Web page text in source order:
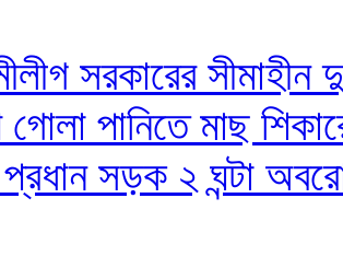
সরকারের সীমাহীন
গোলা পানিতে মাছ
সড়ক ২ ঘন্টা